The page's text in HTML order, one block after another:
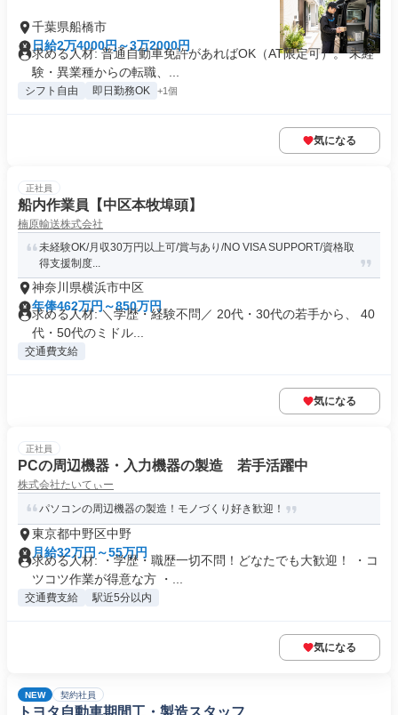
千葉県船橋市
日給2万4000円～3万2000円
求める人材: 普通自動車免許があればOK（AT限定可）。 未経
験・異業種からの転職、...
シフト自由 即日勤務OK +1個
気になる
正社員
船内作業員【中区本牧埠頭】
楠原輸送株式会社
未経験OK/月収30万円以上可/賞与あり/NO VISA SUPPORT/資格取
得支援制度...
神奈川県横浜市中区
年俸462万円～850万円
求める人材: ＼学歴・経験不問／ 20代・30代の若手から、 40
代・50代のミドル...
交通費支給
気になる
正社員
PCの周辺機器・入力機器の製造 若手活躍中
株式会社たいてぃー
パソコンの周辺機器の製造！モノづくり好き歓迎！
東京都中野区中野
月給32万円～55万円
求める人材: ・学歴・職歴一切不問！どなたでも大歓迎！ ・コ
ツコツ作業が得意な方 ・...
交通費支給 駅近5分以内
気になる
NEW 契約社員
トヨタ自動車期間工・製造スタッフ